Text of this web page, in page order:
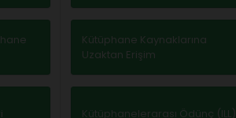
Kütüphane Kaynaklarına
Uzaktan Erişim
Kütüphanelerarası Ödünç (ILL)